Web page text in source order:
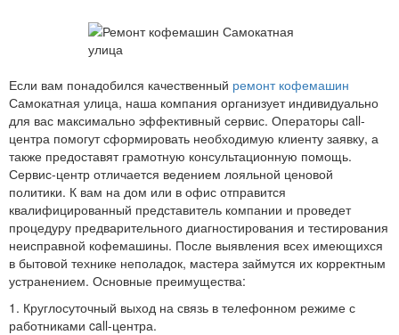
Если вам понадобился качественный ремонт кофемашин
Самокатная улица, наша компания организует индивидуально
для вас максимально эффективный сервис. Операторы call-
центра помогут сформировать необходимую клиенту заявку, а
также предоставят грамотную консультационную помощь.
Сервис-центр отличается ведением лояльной ценовой
политики. К вам на дом или в офис отправится
квалифицированный представитель компании и проведет
процедуру предварительного диагностирования и тестирования
неисправной кофемашины. После выявления всех имеющихся
в бытовой технике неполадок, мастера займутся их корректным
устранением. Основные преимущества:
1. Круглосуточный выход на связь в телефонном режиме с
работниками call-центра.